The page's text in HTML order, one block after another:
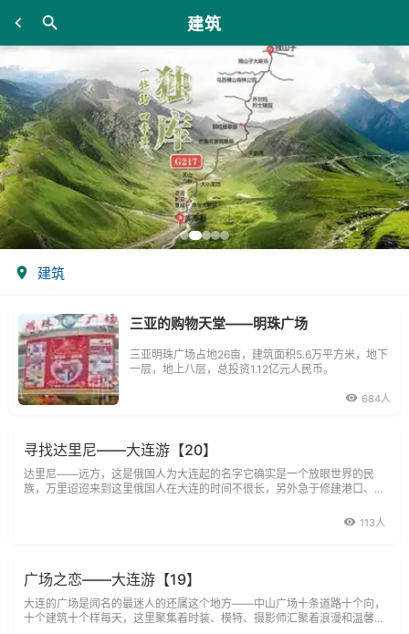
建筑
建筑
三亚的购物天堂——明珠广场
三亚明珠广场占地26亩，建筑面积5.6万平方米，地下
一层，地上八层，总投资1.12亿元人民币。
684人
寻找达里尼——大连游【20】
达里尼——远方，这是俄国人为大连起的名字它确实是一个放眼世界的民
族，万里迢迢来到这里俄国人在大连的时间不很长，另外急于修建港口、铁
113人
广场之恋——大连游【19】
大连的广场是闻名的最迷人的还属这个地方——中山广场十条道路十个向，
十个建筑十个样每天，这里聚集着时装、模特、摄影师汇聚着浪漫和温馨1